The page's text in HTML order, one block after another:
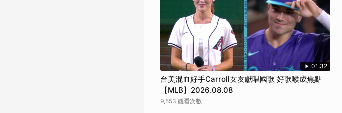
01:32
台美混血好手Carroll女友獻唱國歌 好歌喉成焦點
【MLB】2026.08.08
9,553 觀看次數